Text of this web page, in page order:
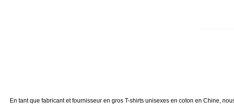
En tant que fabricant et fournisseur en gros T-shirts unisexes en coton en Chine,